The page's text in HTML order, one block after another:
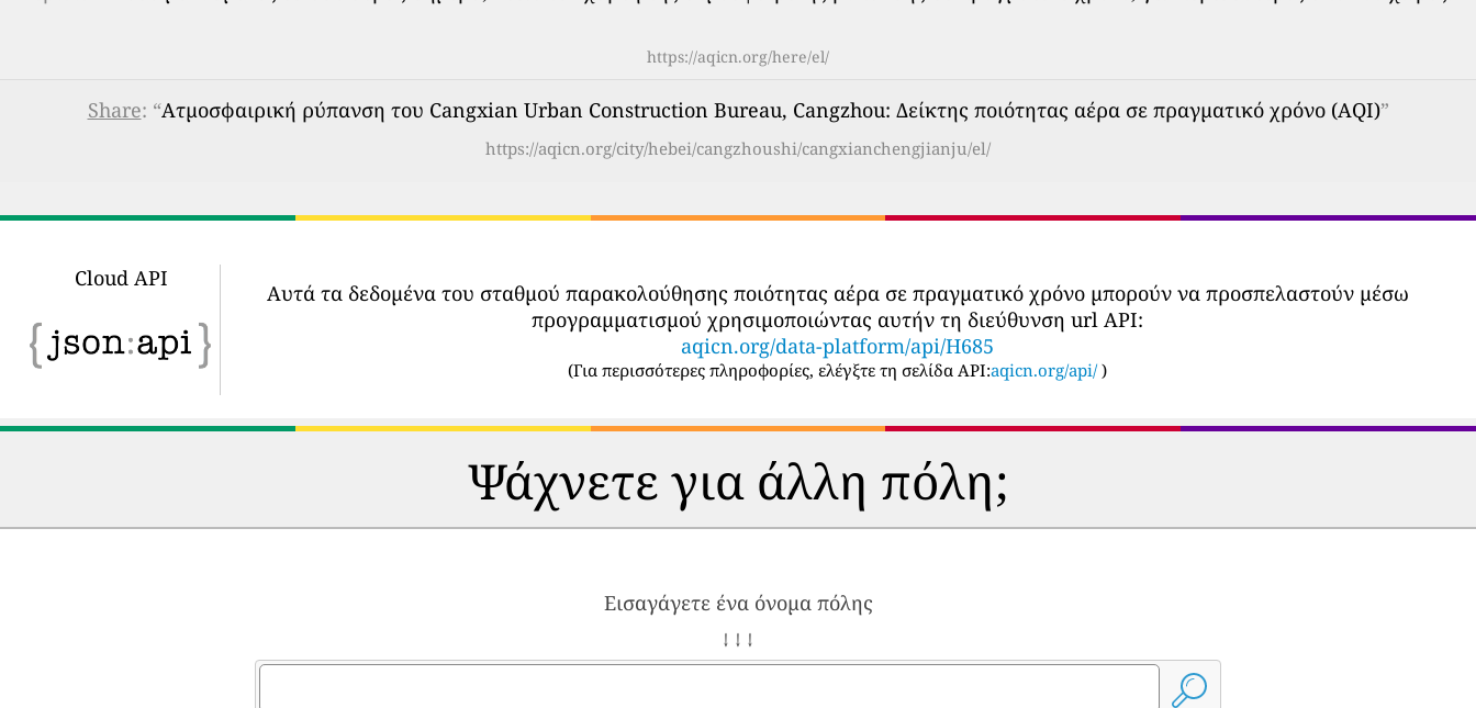
https://aqicn.org/here/el/
Share: “Ατμοσφαιρική ρύπανση του Cangxian Urban Construction Bureau, Cangzhou: Δείκτης ποιότητας αέρα σε πραγματικό χρόνο (AQI)”
https://aqicn.org/city/hebei/cangzhoushi/cangxianchengjianju/el/
Cloud API
Αυτά τα δεδομένα του σταθμού παρακολούθησης ποιότητας αέρα σε πραγματικό χρόνο μπορούν να προσπελαστούν μέσω
προγραμματισμού χρησιμοποιώντας αυτήν τη διεύθυνση url API:
aqicn.org/data-platform/api/H685
(Για περισσότερες πληροφορίες, ελέγξτε τη σελίδα API:aqicn.org/api/ )
Ψάχνετε για άλλη πόλη;
Εισαγάγετε ένα όνομα πόλης
↓ ↓ ↓